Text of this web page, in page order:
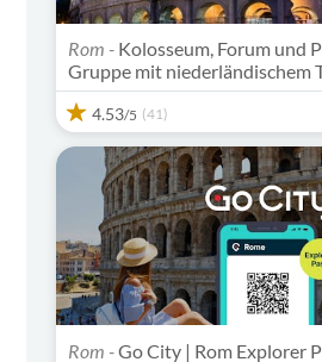
Rom - Kolosseum, Forum und
Gruppe mit niederländischem
4.53/5 (41)
Rom -Go City | Rom Explorer